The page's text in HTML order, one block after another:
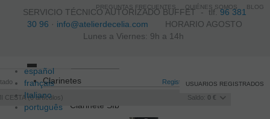
SERVICIO TÉCNICO AUTORIZADO BUFFET -tlf.96 381
30 96 · info@atelierdecelia.com HORARIO AGOSTO
Lunes a Viernes: 9h a 14h
español
français
Italiano
português
Registro /Iniciar sesión
CESTA 0artículos Saldo: 0 €
USUARIOS REGISTRADOS
Toggle
navigation
Clarinetes
Clarinete SIb
PREGUNTAS FRECUENTES QUIÉNES SOMOS BLOG